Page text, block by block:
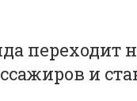
переходит
и